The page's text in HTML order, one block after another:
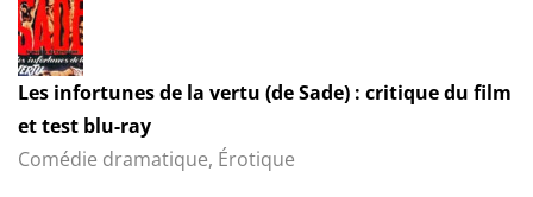
Les infortunes de la vertu (de Sade) : critique du film
et test blu-ray
Comédie dramatique, Érotique